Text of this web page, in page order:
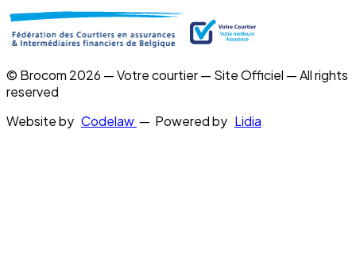
© Brocom 2026 — Votre courtier — Site Officiel — All rights
reserved
Website by Codelaw — Powered by Lidia